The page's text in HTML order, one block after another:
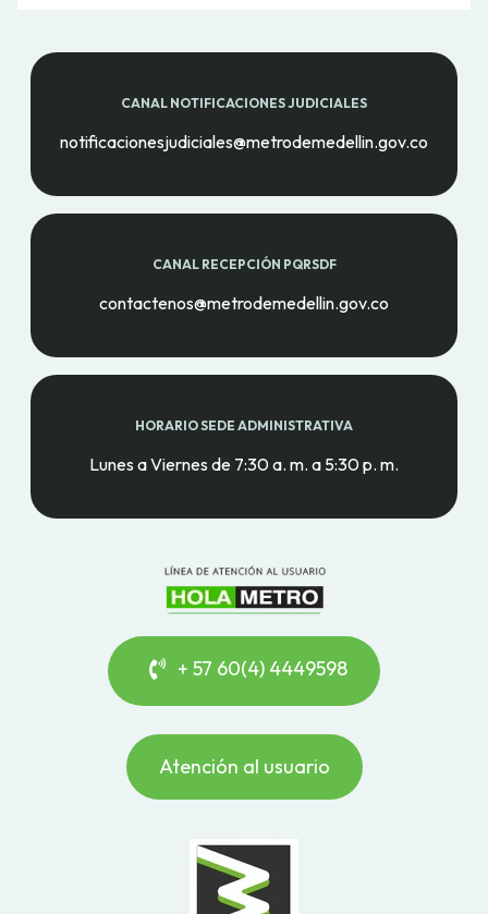
CANAL NOTIFICACIONES JUDICIALES
notificacionesjudiciales@metrodemedellin.gov.co
CANAL RECEPCIÓN PQRSDF
contactenos@metrodemedellin.gov.co
HORARIO SEDE ADMINISTRATIVA
Lunes a Viernes de 7:30 a. m. a 5:30 p. m.
+ 57 60(4) 4449598
Atención al usuario